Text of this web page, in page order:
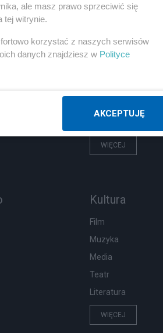
Zdrowie
WIĘCEJ
Kultura
Film
Muzyka
Media
Teatr
Literatura
WIĘCEJ
ale masz prawo sprzeciwić się
tej witrynie.
korzystać z naszych serwisów
danych znajdziesz w Polityce
AKCEPTUJĘ